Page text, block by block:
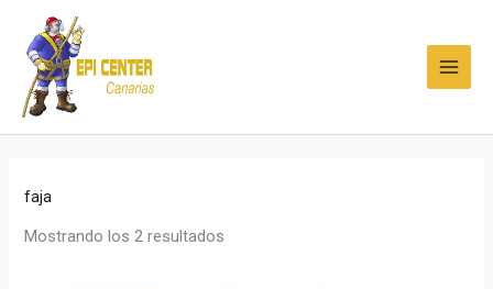
contenido
faja
Mostrando los 2 resultados